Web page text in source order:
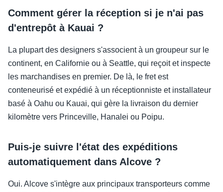
Comment gérer la réception si je n'ai pas
d'entrepôt à Kauai ?
La plupart des designers s'associent à un groupeur sur le
continent, en Californie ou à Seattle, qui reçoit et inspecte
les marchandises en premier. De là, le fret est
conteneurisé et expédié à un réceptionniste et installateur
basé à Oahu ou Kauai, qui gère la livraison du dernier
kilomètre vers Princeville, Hanalei ou Poipu.
Puis-je suivre l'état des expéditions
automatiquement dans Alcove ?
Oui. Alcove s'intègre aux principaux transporteurs comme